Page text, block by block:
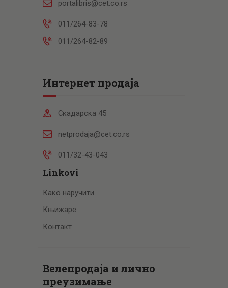
portalibris@cet.co.rs
011/264-83-78
011/264-82-89
Интернет продаја
Скадарска 45
netprodaja@cet.co.rs
011/32-43-043
Linkovi
Како наручити
Књижаре
Контакт
Велепродаја и лично
преузимање